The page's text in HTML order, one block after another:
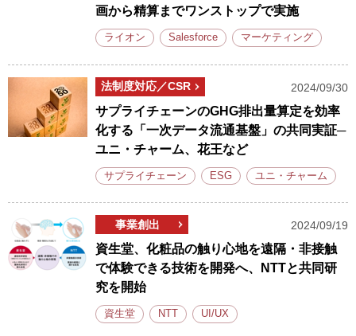
画から精算までワンストップで実施
ライオン Salesforce マーケティング
法制度対応／CSR 2024/09/30
サプライチェーンのGHG排出量算定を効率
化する「一次データ流通基盤」の共同実証─
ユニ・チャーム、花王など
サプライチェーン ESG ユニ・チャーム
事業創出 2024/09/19
資生堂、化粧品の触り心地を遠隔・非接触
で体験できる技術を開発へ、NTTと共同研
究を開始
資生堂 NTT UI/UX